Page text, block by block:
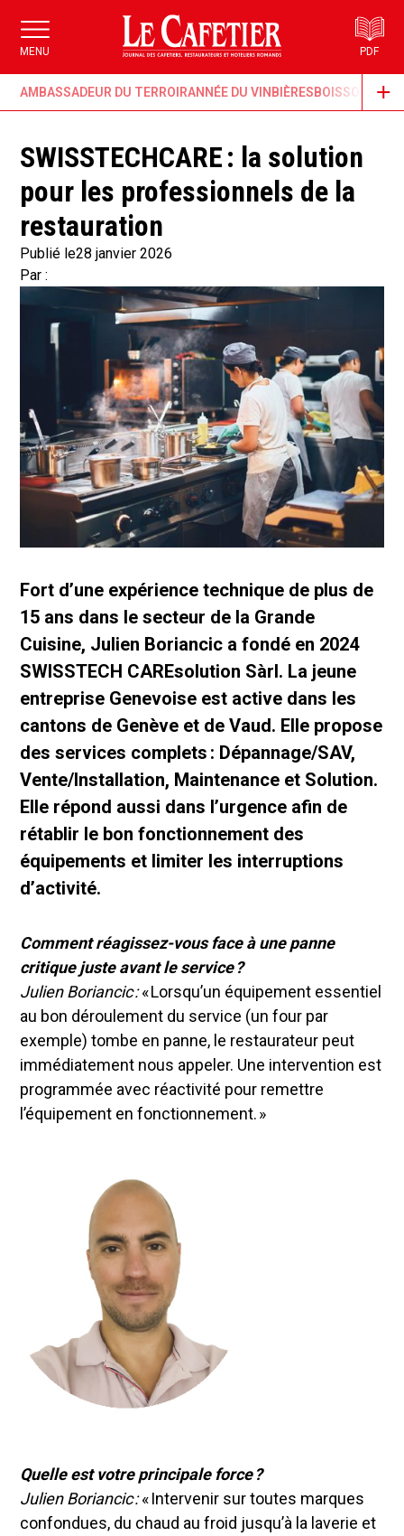
MENU PDF
AMBASSADEUR DU TERROIRANNÉE DU VINBIÈRESBOISSONS &
SWISSTECHCARE : la solution
pour les professionnels de la
restauration
Publié le28 janvier 2026
Par :
Fort d’une expérience technique de plus de
15 ans dans le secteur de la Grande
Cuisine, Julien Boriancic a fondé en 2024
SWISSTECH CAREsolution Sàrl. La jeune
entreprise Genevoise est active dans les
cantons de Genève et de Vaud. Elle propose
des services complets : Dépannage/SAV,
Vente/Installation, Maintenance et Solution.
Elle répond aussi dans l’urgence afin de
rétablir le bon fonctionnement des
équipements et limiter les interruptions
d’activité.
Comment réagissez-vous face à une panne
critique juste avant le service ?
Julien Boriancic :« Lorsqu’un équipement essentiel
au bon déroulement du service (un four par
exemple) tombe en panne, le restaurateur peut
immédiatement nous appeler. Une intervention est
programmée avec réactivité pour remettre
l’équipement en fonctionnement. »
Quelle est votre principale force ?
Julien Boriancic :« Intervenir sur toutes marques
confondues, du chaud au froid jusqu’à la laverie et